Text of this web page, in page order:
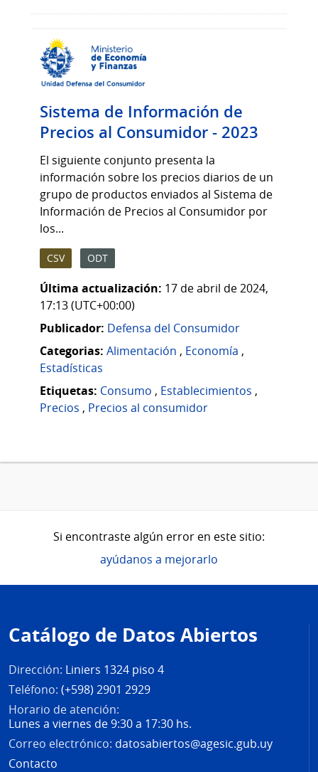
Sistema de Información de
Precios al Consumidor - 2023
El siguiente conjunto presenta la
información sobre los precios diarios de un
grupo de productos enviados al Sistema de
Información de Precios al Consumidor por
los...
CSV ODT
Última actualización: 17 de abril de 2024,
17:13 (UTC+00:00)
Publicador: Defensa del Consumidor
Categorias: Alimentación , Economía ,
Estadísticas
Etiquetas: Consumo , Establecimientos ,
Precios , Precios al consumidor
Si encontraste algún error en este sitio:
ayúdanos a mejorarlo
de
página
Catálogo de Datos Abiertos
Dirección: Liniers 1324 piso 4
Teléfono: (+598) 2901 2929
Horario de atención:
Lunes a viernes de 9:30 a 17:30 hs.
Correo electrónico: datosabiertos@agesic.gub.uy
Contacto